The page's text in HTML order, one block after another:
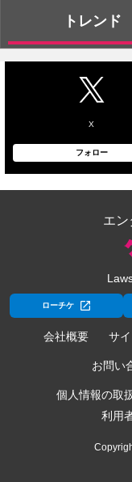
トレンド
X
フォロー
エン
ローチケ
会社概要 サ
お問い
個人情報の取
利用